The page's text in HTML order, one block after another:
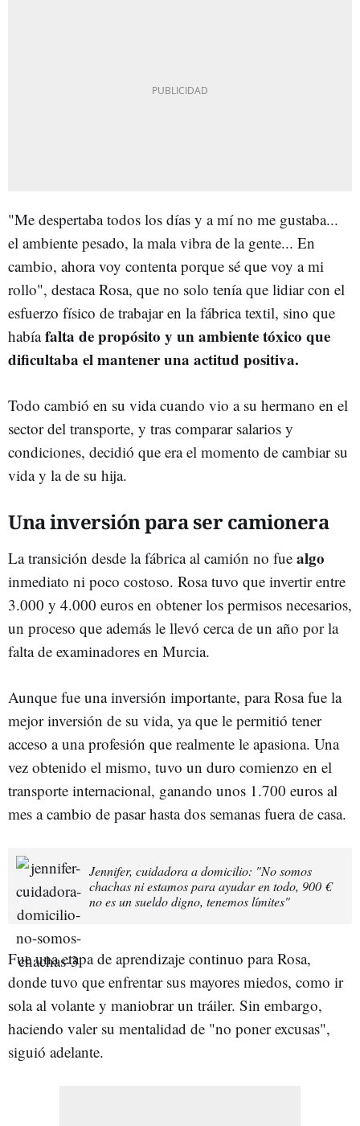
"Me despertaba todos los días y a mí no me gustaba...
el ambiente pesado, la mala vibra de la gente... En
cambio, ahora voy contenta porque sé que voy a mi
rollo", destaca Rosa, que no solo tenía que lidiar con el
esfuerzo físico de trabajar en la fábrica textil, sino que
habíafalta de propósito y un ambiente tóxico que
dificultaba el mantener una actitud positiva.
Todo cambió en su vida cuando vio a su hermano en el
sector del transporte, y tras comparar salarios y
condiciones, decidió que era el momento de cambiar su
vida y la de su hija.
Una inversión para ser camionera
La transición desde la fábrica al camión no fue algo
inmediato ni poco costoso. Rosa tuvo que invertir entre
3.000 y 4.000 euros en obtener los permisos necesarios,
un proceso que además le llevó cerca de un año por la
falta de examinadores en Murcia.
Aunque fue una inversión importante, para Rosa fue la
mejor inversión de su vida, ya que le permitió tener
acceso a una profesión que realmente le apasiona. Una
vez obtenido el mismo, tuvo un duro comienzo en el
transporte internacional, ganando unos 1.700 euros al
mes a cambio de pasar hasta dos semanas fuera de casa.
Jennifer, cuidadora a domicilio: "No somos
chachas ni estamos para ayudar en todo, 900 €
no es un sueldo digno, tenemos límites"
Fue una etapa de aprendizaje continuo para Rosa,
donde tuvo que enfrentar sus mayores miedos, como ir
sola al volante y maniobrar un tráiler. Sin embargo,
haciendo valer su mentalidad de "no poner excusas",
siguió adelante.